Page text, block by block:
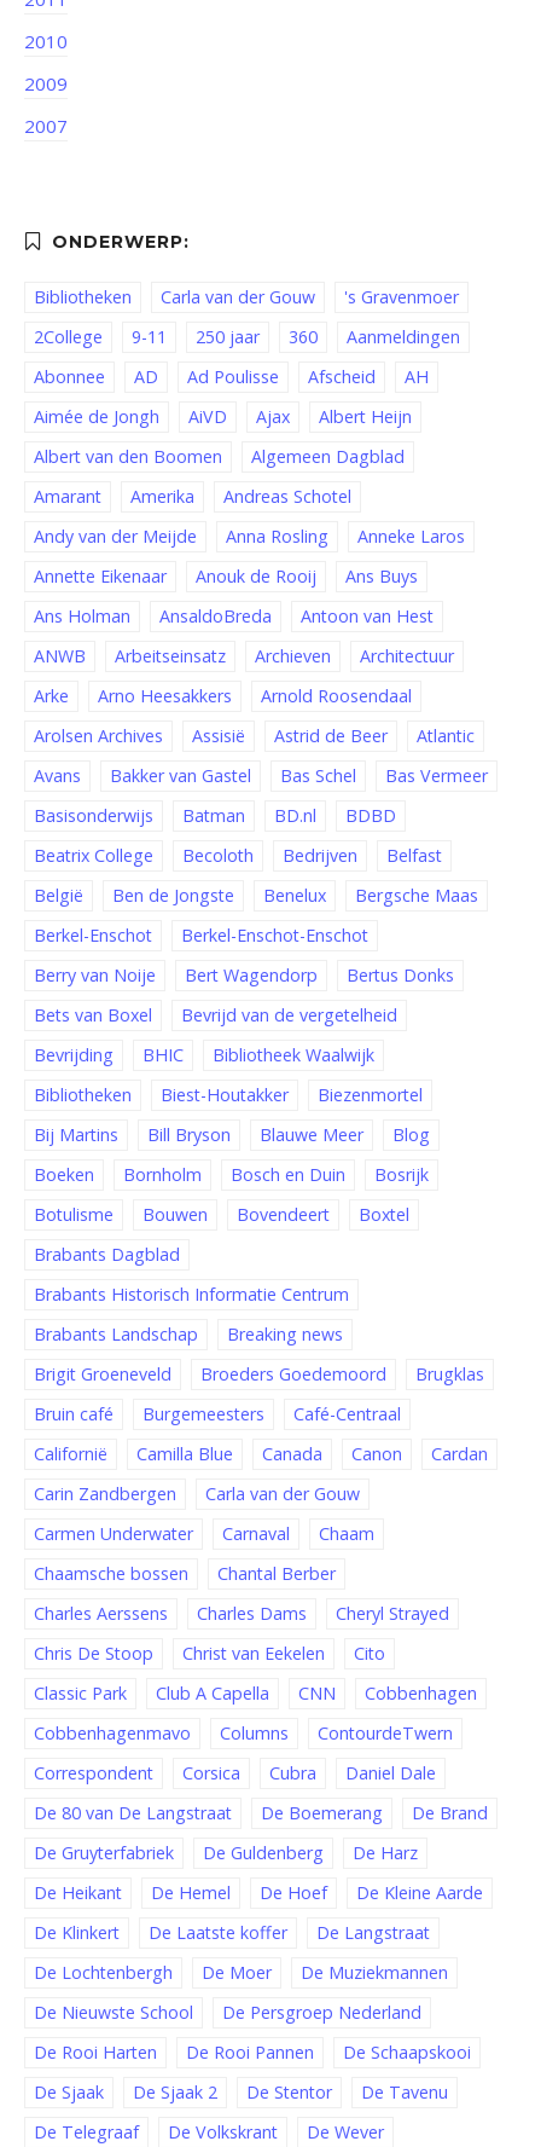
2010
2009
2007
Bibliotheken Carla van der Gouw
's Gravenmoer
2College
9-11 250 jaar 360
Aanmeldingen
Abonnee
AD Ad Poulisse Afscheid
AH
Aimée de Jongh
AiVD Ajax
Albert Heijn
Albert van den Boomen
Algemeen Dagblad
Amarant
Amerika
Andreas Schotel
Andy van der Meijde
Anna Rosling
Anneke Laros
Annette Eikenaar
Anouk de Rooij
Ans Buys
Ans Holman
AnsaldoBreda
Antoon van Hest
ANWB
Arbeitseinsatz Archieven
Architectuur
Arke
Arno Heesakkers
Arnold Roosendaal
Arolsen Archives
Assisië Astrid de Beer
Atlantic
Avans
Bakker van Gastel Bas Schel
Bas Vermeer
Basisonderwijs
Batman BD.nl
BDBD
Beatrix College
Becoloth Bedrijven
Belfast
België
Ben de Jongste Benelux
Bergsche Maas
Berkel-Enschot
Berkel-Enschot-Enschot
Berry van Noije
Bert Wagendorp
Bertus Donks
Bets van Boxel
Bevrijd van de vergetelheid
Bevrijding
BHIC
Bibliotheek Waalwijk
Bibliotheken
Biest-Houtakker
Biezenmortel
Bij Martins
Bill Bryson Blauwe Meer
Blog
Boeken
Bornholm Bosch en Duin
Bosrijk
Botulisme
Bouwen Bovendeert
Boxtel
Brabants Dagblad
Brabants Historisch Informatie Centrum
Brabants Landschap
Breaking news
Brigit Groeneveld
Broeders Goedemoord
Brugklas
Bruin café
Burgemeesters
Café-Centraal
Californië
Camilla Blue Canada Canon
Cardan
Carin Zandbergen
Carla van der Gouw
Carmen Underwater
Carnaval
Chaam
Chaamsche bossen
Chantal Berber
Charles Aerssens
Charles Dams
Cheryl Strayed
Chris De Stoop
Christ van Eekelen
Cito
Classic Park
Club A Capella CNN
Cobbenhagen
Cobbenhagenmavo
Columns
ContourdeTwern
Correspondent
Corsica Cubra
Daniel Dale
De 80 van De Langstraat
De Boemerang
De Brand
De Gruyterfabriek
De Guldenberg
De Harz
De Heikant
De Hemel De Hoef
De Kleine Aarde
De Klinkert
De Laatste koffer
De Langstraat
De Lochtenbergh
De Moer
De Muziekmannen
De Nieuwste School
De Persgroep Nederland
De Rooi Harten
De Rooi Pannen
De Schaapskooi
De Sjaak
De Sjaak 2 De Stentor
De Tavenu
De Telegraaf
De Volkskrant
De Wever